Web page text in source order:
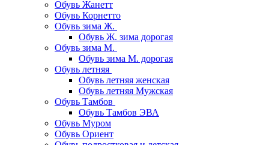
Обувь Жанетт
Обувь Корнетто
Обувь зима Ж.
Обувь Ж. зима дорогая
Обувь зима М.
Обувь зима М. дорогая
Обувь летняя
Обувь летняя женская
Обувь летняя Мужская
Обувь Тамбов
Обувь Тамбов ЭВА
Обувь Муром
Обувь Ориент